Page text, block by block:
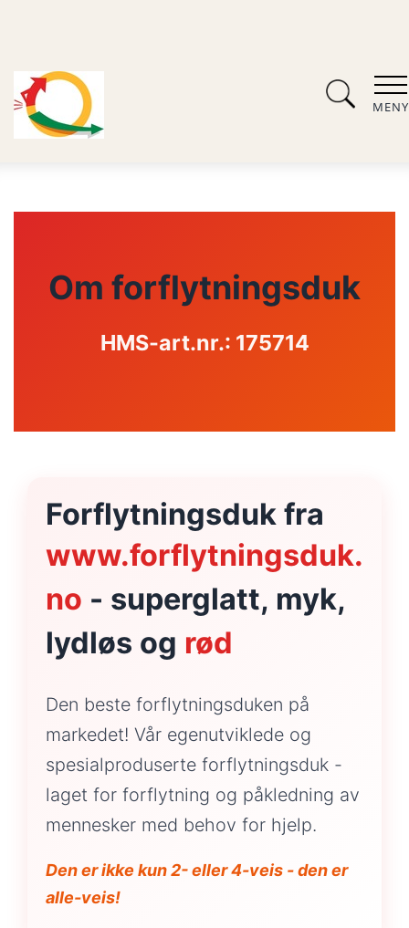
MENY
Om forflytningsduk
HMS-art.nr.: 175714
Forflytningsduk fra
www.forflytningsduk.
no - superglatt, myk,
lydløs og rød
Den beste forflytningsduken på
markedet! Vår egenutviklede og
spesialproduserte forflytningsduk -
laget for forflytning og påkledning av
mennesker med behov for hjelp.
Den er ikke kun 2- eller 4-veis - den er
alle-veis!